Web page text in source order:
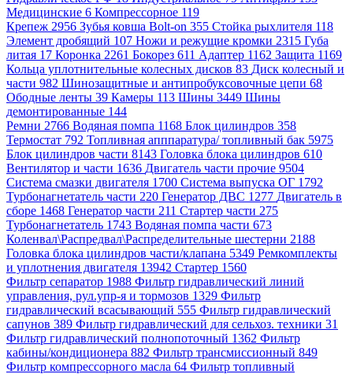
Медицинские 6 Компрессорное 119
Крепеж 2956 Зубья ковша Bolt-on 355 Стойка рыхлителя 118
Элемент дробящий 107 Ножи и режущие кромки 2315 Губа
литая 17 Коронка 2261 Бокорез 611 Адаптер 1162 Защита 1169
Кольца уплотнительные колесных дисков 83 Диск колесный и
части 982 Шинозащитные и антипробуксовочные цепи 68
Ободные ленты 39 Камеры 113 Шины 3449 Шины
демонтированные 144
Ремни 2766 Водяная помпа 1168 Блок цилиндров 358
Термостат 792 Топливная апппаратура/ топливный бак 5975
Блок цилиндров части 8143 Головка блока цилиндров 610
Вентилятор и части 1636 Двигатель части прочие 9504
Система смазки двигателя 1700 Система выпуска ОГ 1792
Турбонагнетатель части 220 Генератор ДВС 1277 Двигатель в
сборе 1468 Генератор части 211 Стартер части 275
Турбонагнетатель 1743 Водяная помпа части 673
Коленвал\Распредвал\Распределительные шестерни 2188
Головка блока цилиндров части/клапана 5349 Ремкомплекты
и уплотнения двигателя 13942 Стартер 1560
Фильтр сепаратор 1988 Фильтр гидравлический линий
управления, рул.упр-я и тормозов 1329 Фильтр
гидравлический всасывающий 555 Фильтр гидравлический
сапунов 389 Фильтр гидравлический для сельхоз. техники 31
Фильтр гидравлический полнопоточный 1362 Фильтр
кабины/кондиционера 882 Фильтр трансмиссионный 849
Фильтр компрессорного масла 64 Фильтр топливный